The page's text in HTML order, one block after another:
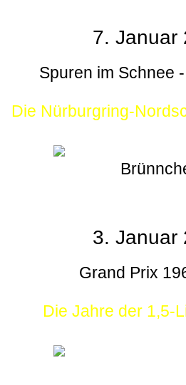
7. Januar
Spuren im Schnee
Die Nürburgring-
3. Januar
Grand Prix
Die Jahre der 1,5-